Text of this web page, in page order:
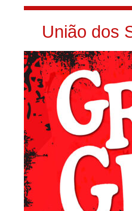
União dos